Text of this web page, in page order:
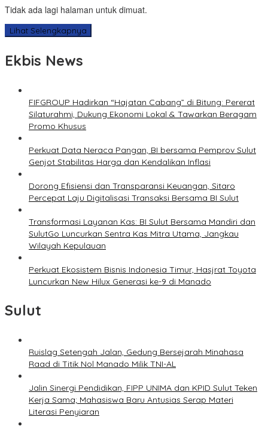
Tidak ada lagi halaman untuk dimuat.
Lihat Selengkapnya
Ekbis News
FIFGROUP Hadirkan “Hajatan Cabang” di Bitung: Pererat
Silaturahmi, Dukung Ekonomi Lokal & Tawarkan Beragam
Promo Khusus
Perkuat Data Neraca Pangan, BI bersama Pemprov Sulut
Genjot Stabilitas Harga dan Kendalikan Inflasi
Dorong Efisiensi dan Transparansi Keuangan, Sitaro
Percepat Laju Digitalisasi Transaksi Bersama BI Sulut
Transformasi Layanan Kas: BI Sulut Bersama Mandiri dan
SulutGo Luncurkan Sentra Kas Mitra Utama, Jangkau
Wilayah Kepulauan
Perkuat Ekosistem Bisnis Indonesia Timur, Hasjrat Toyota
Luncurkan New Hilux Generasi ke-9 di Manado
Sulut
Ruislag Setengah Jalan, Gedung Bersejarah Minahasa
Raad di Titik Nol Manado Milik TNI-AL
Jalin Sinergi Pendidikan, FIPP UNIMA dan KPID Sulut Teken
Kerja Sama; Mahasiswa Baru Antusias Serap Materi
Literasi Penyiaran